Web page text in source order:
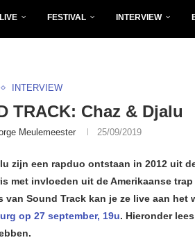
LIVE FESTIVAL INTERVIEW
INTERVIEW
TRACK: Chaz & Djalu
Meulemeester 25/09/2019
zijn een rapduo ontstaan in 2012 uit
met invloeden uit de Amerikaanse
van Sound Track kan je ze live aan het
op 27 september, 19u. Hieronder